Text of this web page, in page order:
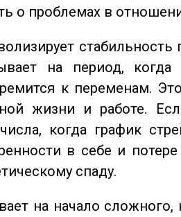
о проблемах в
стабильность
на период, когда
к переменам.
жизни и работе.
когда график
в себе и
спаду.
на начало сложного,